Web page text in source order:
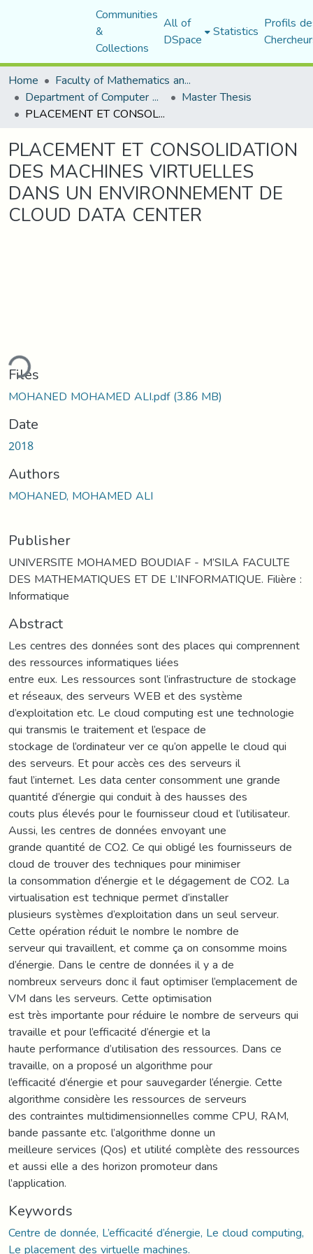
Communities
&
Collections
All of
DSpace Statistics Profils
Home
Faculty of Mathematics and Computer Science
Department of Computer Science Master Thesis
PLACEMENT ET CONSOLIDATION DES MACHINES VIRTUELLES DANS UN ENVIRONNEMENT DE CLOUD DATA CENTER
PLACEMENT ET CONSOLIDATION
DES MACHINES VIRTUELLES
DANS UN ENVIRONNEMENT DE
CLOUD DATA CENTER
Files
MOHANED MOHAMED ALI.pdf(3.86 MB)
Date
2018
Authors
MOHANED, MOHAMED ALI
Publisher
UNIVERSITE MOHAMED BOUDIAF - M’SILA FACULTE
DES MATHEMATIQUES ET DE L’INFORMATIQUE. Filière :
Informatique
Abstract
Les centres des données sont des places qui comprennent
des ressources informatiques liées
entre eux. Les ressources sont l’infrastructure de stockage
et réseaux, des serveurs WEB et des système
d’exploitation etc. Le cloud computing est une technologie
qui transmis le traitement et l’espace de
stockage de l’ordinateur ver ce qu’on appelle le cloud qui
des serveurs. Et pour accès ces des serveurs il
faut l’internet. Les data center consomment une grande
quantité d’énergie qui conduit à des hausses des
couts plus élevés pour le fournisseur cloud et l’utilisateur.
Aussi, les centres de données envoyant une
grande quantité de CO2. Ce qui obligé les fournisseurs de
cloud de trouver des techniques pour minimiser
la consommation d’énergie et le dégagement de CO2. La
virtualisation est technique permet d’installer
plusieurs systèmes d’exploitation dans un seul serveur.
Cette opération réduit le nombre le nombre de
serveur qui travaillent, et comme ça on consomme moins
d’énergie. Dans le centre de données il y a de
nombreux serveurs donc il faut optimiser l’emplacement de
VM dans les serveurs. Cette optimisation
est très importante pour réduire le nombre de serveurs qui
travaille et pour l’efficacité d’énergie et la
haute performance d’utilisation des ressources. Dans ce
travaille, on a proposé un algorithme pour
l’efficacité d’énergie et pour sauvegarder l’énergie. Cette
algorithme considère les ressources de serveurs
des contraintes multidimensionnelles comme CPU, RAM,
bande passante etc. l’algorithme donne un
meilleure services (Qos) et utilité complète des ressources
et aussi elle a des horizon promoteur dans
l’application.
Keywords
Centre de donnée, L’efficacité d’énergie, Le cloud computing,
Le placement des virtuelle machines.